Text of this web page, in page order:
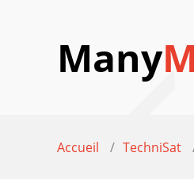
Many
Accueil TechniSat